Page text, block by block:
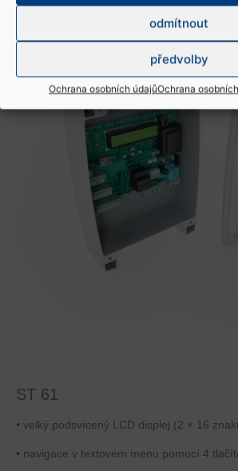
odmítnout
předvolby
Ochrana osobních údajůOchrana
ST 61
• velký podsvícený LCD displej (2 × 16
• navigace v textovém menu pomocí 4